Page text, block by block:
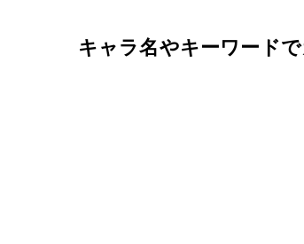
キャラ名やキーワードで